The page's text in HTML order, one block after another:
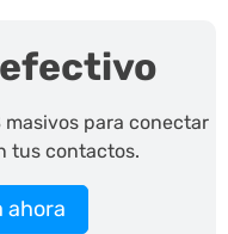
masivos para conectar
tus contactos.
ahora